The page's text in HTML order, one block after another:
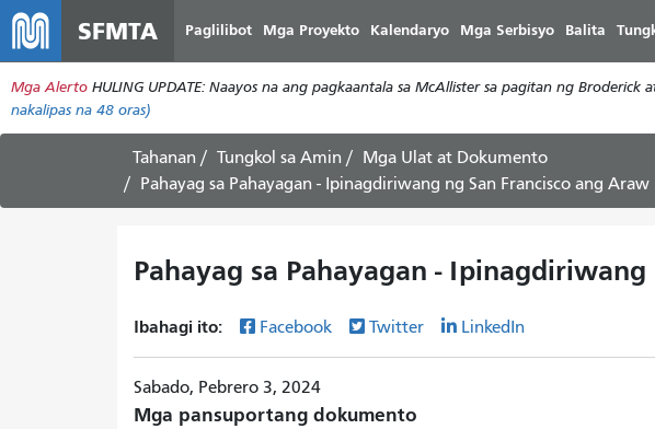
SFMTA Paglilibot Mga Proyekto Kalendaryo Mga Serbisyo Balita
Mga Alerto HULING UPDATE: Naayos na ang pagkaantala sa McAllister sa pagitan ng
nakalipas na 48 oras)
Tahanan Tungkol sa Amin
Mga Ulat at Dokumento
Pahayag sa Pahayagan - Ipinagdiriwang ng San Francisco ang
Pahayag sa Pahayagan -
Ibahagi ito: Facebook Twitter LinkedIn
Sabado, Pebrero 3, 2024
Mga pansuportang dokumento